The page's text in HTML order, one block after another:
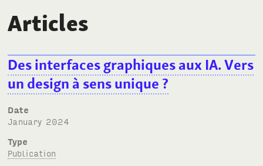
Articles
Des interfaces graphiques aux IA. Vers
un design à sens unique ?
Date
January 2024
Type
Publication